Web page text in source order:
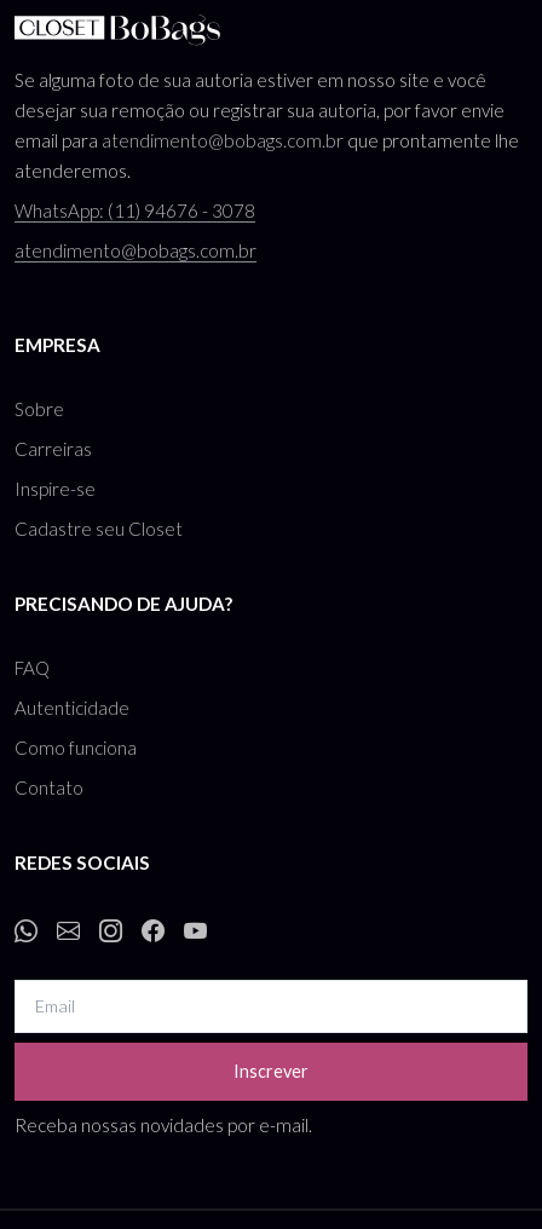
Se alguma foto de sua autoria estiver em nosso site e você
desejar sua remoção ou registrar sua autoria, por favor envie
email para atendimento@bobags.com.br que prontamente lhe
atenderemos.
WhatsApp: (11) 94676 - 3078
atendimento@bobags.com.br
EMPRESA
Sobre
Carreiras
Inspire-se
Cadastre seu Closet
PRECISANDO DE AJUDA?
FAQ
Autenticidade
Como funciona
Contato
REDES SOCIAIS
Inscrever
Receba nossas novidades por e-mail.